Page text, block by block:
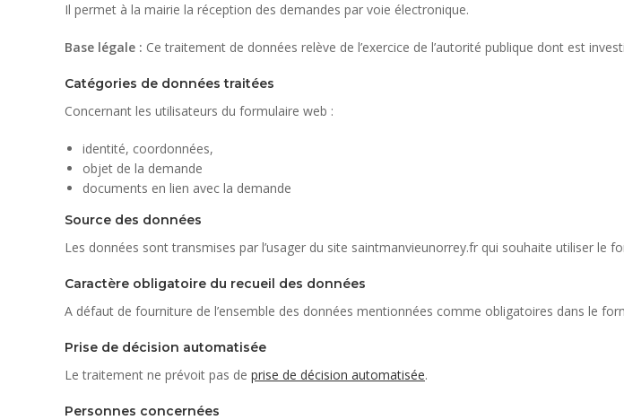
Il permet à la mairie la réception des demandes par voie électronique.
Base légale : Ce traitement de données relève de l’exercice de l’autorité publique dont est
Catégories de données traitées
Concernant les utilisateurs du formulaire web :
identité, coordonnées,
objet de la demande
documents en lien avec la demande
Source des données
Les données sont transmises par l’usager du site saintmanvieunorrey.fr qui souhaite utiliser le
Caractère obligatoire du recueil des données
A défaut de fourniture de l’ensemble des données mentionnées comme obligatoires dans le
Prise de décision automatisée
Le traitement ne prévoit pas de prise de décision automatisée.
Personnes concernées